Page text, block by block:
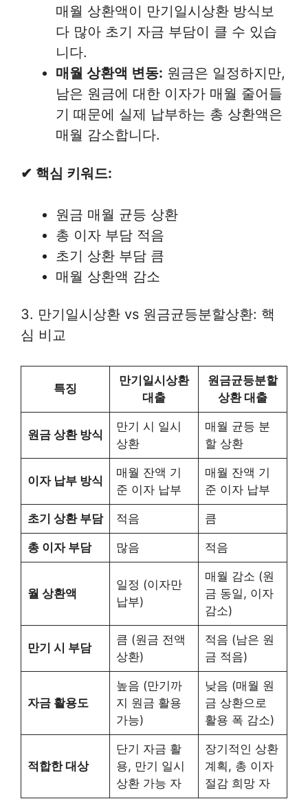
매월 상환액이 만기일시상환 방식보
다 많아 초기 자금 부담이 클 수 있습
니다.
매월 상환액 변동: 원금은 일정하지만,
남은 원금에 대한 이자가 매월 줄어들
기 때문에 실제 납부하는 총 상환액은
매월 감소합니다.
✔ 핵심 키워드:
원금 매월 균등 상환
총 이자 부담 적음
초기 상환 부담 큼
매월 상환액 감소
3. 만기일시상환 vs 원금균등분할상환: 핵
심 비교
특징
만기일시상환
대출
원금균등분할
상환 대출
원금 상환 방식
만기 시 일시
상환
매월 균등 분
할 상환
이자 납부 방식
매월 잔액 기
준 이자 납부
매월 잔액 기
준 이자 납부
초기 상환 부담 적음 큼
총 이자 부담 많음 적음
월 상환액
일정 (이자만
납부)
매월 감소 (원
금 동일, 이자
감소)
만기 시 부담
큼 (원금 전액
상환)
적음 (남은 원
금 적음)
자금 활용도
높음 (만기까
지 원금 활용
가능)
낮음 (매월 원
금 상환으로
활용 폭 감소)
적합한 대상
단기 자금 활
용, 만기 일시
상환 가능 자
장기적인 상환
계획, 총 이자
절감 희망 자